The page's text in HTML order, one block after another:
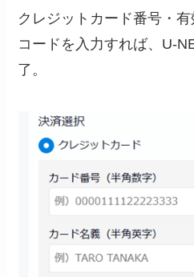
クレジットカード番号・
コードを入力すれば、U-
了。